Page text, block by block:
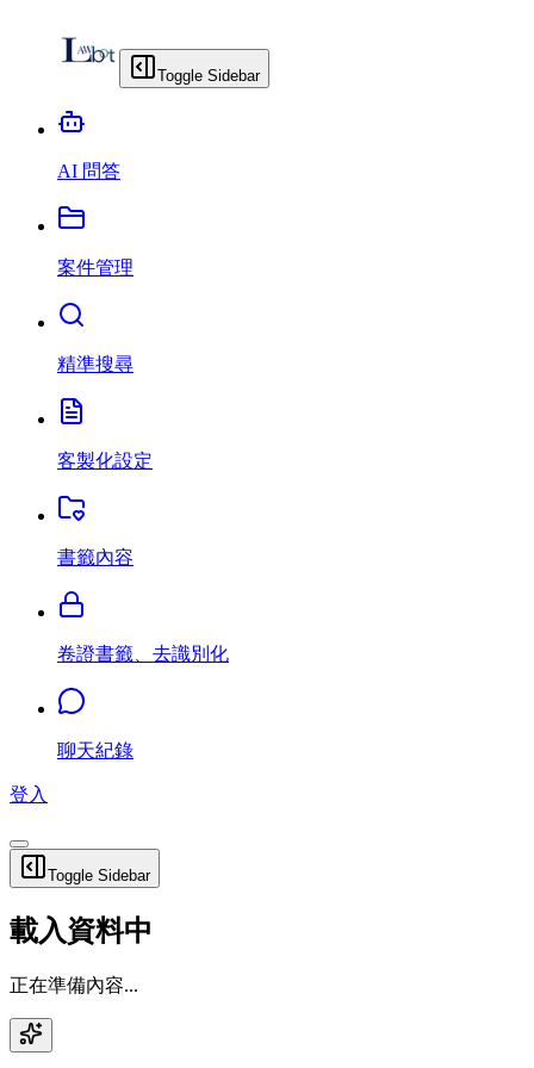
Toggle Sidebar
AI 問答
案件管理
精準搜尋
客製化設定
書籤內容
卷證書籤、去識別化
聊天紀錄
登入
Toggle Sidebar
載入資料中
正在準備內容...